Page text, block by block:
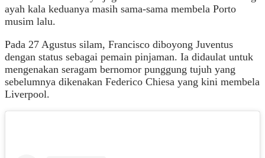
ayah kala keduanya masih sama-sama membela Porto
musim lalu.
Pada 27 Agustus silam, Francisco diboyong Juventus
dengan status sebagai pemain pinjaman. Ia didaulat untuk
mengenakan seragam bernomor punggung tujuh yang
sebelumnya dikenakan Federico Chiesa yang kini membela
Liverpool.